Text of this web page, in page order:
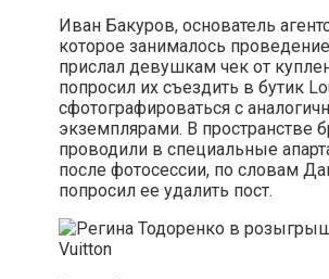
Иван Бакуров, основатель
которое занималось
прислал девушкам чек от
попросил их съездить в бутик
сфотографироваться с
экземплярами. В пространстве
проводили в специальные
после фотосессии, по словам
попросил ее удалить пост.